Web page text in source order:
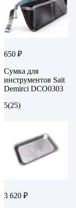
650 ₽
Сумка для
инструментов Sait
Demirci DCO0303
5(25)
3 620 ₽